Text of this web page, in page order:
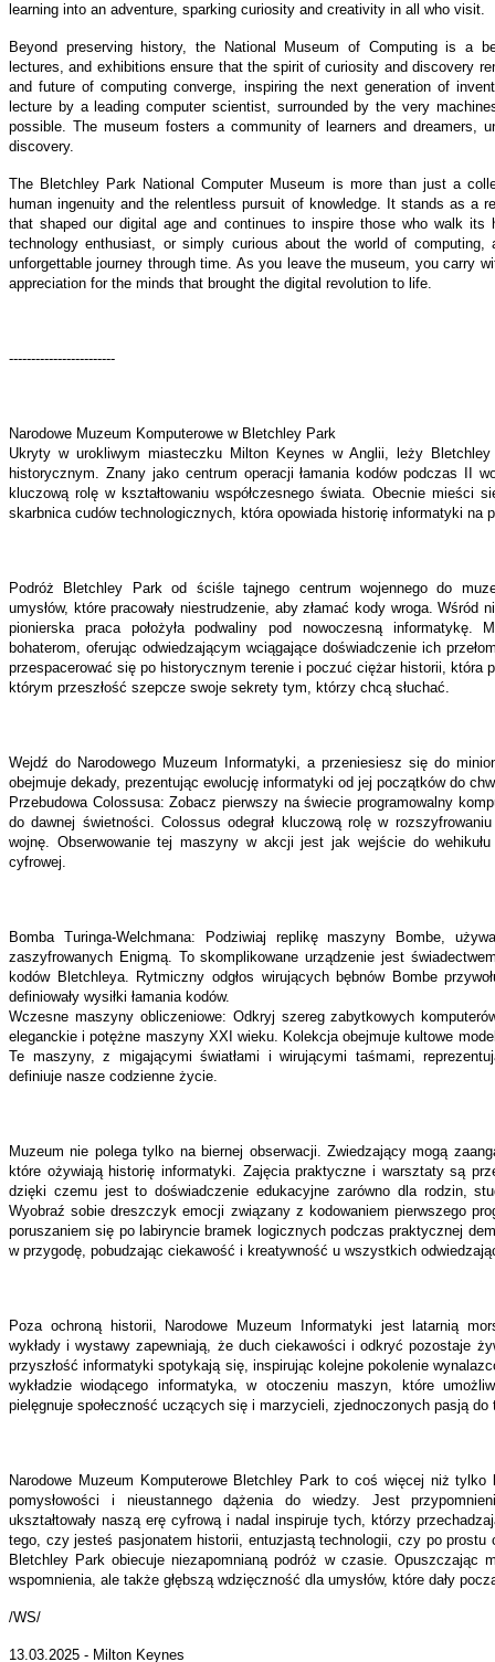
learning into an adventure, sparking curiosity and creativity in all who visit.
Beyond preserving history, the National Museum of Computing is a
lectures, and exhibitions ensure that the spirit of curiosity and discovery
and future of computing converge, inspiring the next generation of
lecture by a leading computer scientist, surrounded by the very
possible. The museum fosters a community of learners and dreamers,
discovery.
The Bletchley Park National Computer Museum is more than just a
human ingenuity and the relentless pursuit of knowledge. It stands as a
that shaped our digital age and continues to inspire those who walk its
technology enthusiast, or simply curious about the world of
unforgettable journey through time. As you leave the museum, you carry
appreciation for the minds that brought the digital revolution to life.
------------------------
Narodowe Muzeum Komputerowe w Bletchley Park
Ukryty w urokliwym miasteczku Milton Keynes w Anglii, leży
historycznym. Znany jako centrum operacji łamania kodów podczas II
kluczową rolę w kształtowaniu współczesnego świata. Obecnie mieści
skarbnica cudów technologicznych, która opowiada historię informatyki na
Podróż Bletchley Park od ściśle tajnego centrum wojennego do
umysłów, które pracowały niestrudzenie, aby złamać kody wroga. Wśród
pionierska praca położyła podwaliny pod nowoczesną informatykę.
bohaterom, oferując odwiedzającym wciągające doświadczenie ich
przespacerować się po historycznym terenie i poczuć ciężar historii, która
którym przeszłość szepcze swoje sekrety tym, którzy chcą słuchać.
Wejdź do Narodowego Muzeum Informatyki, a przeniesiesz się do
obejmuje dekady, prezentując ewolucję informatyki od jej początków do
Przebudowa Colossusa: Zobacz pierwszy na świecie programowalny
do dawnej świetności. Colossus odegrał kluczową rolę w
wojnę. Obserwowanie tej maszyny w akcji jest jak wejście do
cyfrowej.
Bomba Turinga-Welchmana: Podziwiaj replikę maszyny Bombe,
zaszyfrowanych Enigmą. To skomplikowane urządzenie jest
kodów Bletchleya. Rytmiczny odgłos wirujących bębnów Bombe
definiowały wysiłki łamania kodów.
Wczesne maszyny obliczeniowe: Odkryj szereg zabytkowych
eleganckie i potężne maszyny XXI wieku. Kolekcja obejmuje kultowe
Te maszyny, z migającymi światłami i wirującymi taśmami,
definiuje nasze codzienne życie.
Muzeum nie polega tylko na biernej obserwacji. Zwiedzający mogą
które ożywiają historię informatyki. Zajęcia praktyczne i warsztaty są
dzięki czemu jest to doświadczenie edukacyjne zarówno dla rodzin,
Wyobraź sobie dreszczyk emocji związany z kodowaniem pierwszego
poruszaniem się po labiryncie bramek logicznych podczas praktycznej
w przygodę, pobudzając ciekawość i kreatywność u wszystkich
Poza ochroną historii, Narodowe Muzeum Informatyki jest latarnią
wykłady i wystawy zapewniają, że duch ciekawości i odkryć pozostaje
przyszłość informatyki spotykają się, inspirując kolejne pokolenie
wykładzie wiodącego informatyka, w otoczeniu maszyn, które
pielęgnuje społeczność uczących się i marzycieli, zjednoczonych pasją
Narodowe Muzeum Komputerowe Bletchley Park to coś więcej niż
pomysłowości i nieustannego dążenia do wiedzy. Jest
ukształtowały naszą erę cyfrową i nadal inspiruje tych, którzy
tego, czy jesteś pasjonatem historii, entuzjastą technologii, czy po
Bletchley Park obiecuje niezapomnianą podróż w czasie. Opuszczając
wspomnienia, ale także głębszą wdzięczność dla umysłów, które dały
/WS/
13.03.2025 - Milton Keynes